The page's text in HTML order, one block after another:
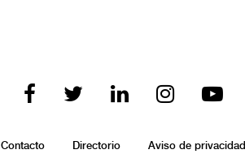
Contacto Directorio Aviso de privacidad